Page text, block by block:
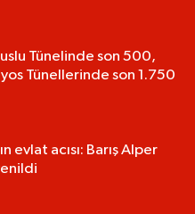
Tünelinde son 500,
Tünellerinde son 1.750
evlat acısı: Barış Alper